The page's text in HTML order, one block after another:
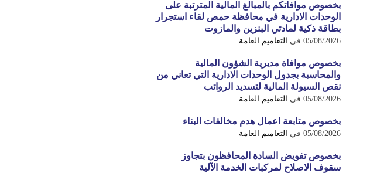
بخصوص موافاتكم بالمبالغ المالية المترتبة على
الوحدات الادارية في محافظة حمص لقاء استجرار
بطاقة ذكية لمادتي البنزين والمازوت
05/08/2026 في التعاميم العامة
بخصوص موافاة مديرية الشؤون المالية
والمحاسبة بجدول الوحدات الادارية التي تعاني من
نقص السيولة المالية لتسديد الرواتب
05/08/2026 في التعاميم العامة
بخصوص متابعة اعمال هدم مخالفات البناء
05/08/2026 في التعاميم العامة
بخصوص تفويض السادة المحافظون بتجاوز
سقوف الاصلاح لمركبات الخدمة الآلية